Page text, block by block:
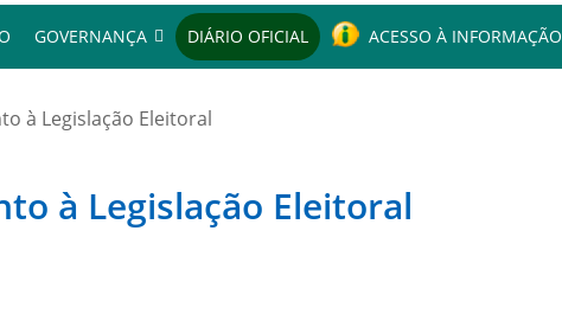
GOVERNANÇA DIÁRIO OFICIAL ACESSO À INFORMAÇÃO
à Legislação Eleitoral
à Legislação Eleitoral